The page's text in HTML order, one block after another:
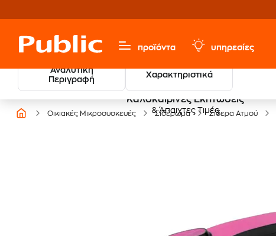
προϊόντα υπηρεσίες
Αναλυτική
Περιγραφή
Χαρακτηριστικά
Καλοκαιρινές Εκπτώσεις
& Άπαιχτες Τιμές
Οικιακές Μικροσυσκευές Σιδέρωμα Σίδερα Ατμού